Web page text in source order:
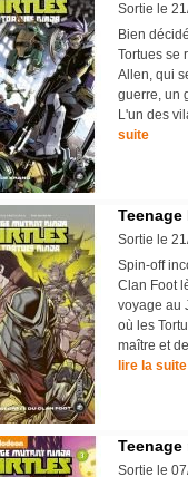
Sortie le
Bien
Tortues se
Allen, qui
guerre, un
L'un des
suite
Sortie le
Spin-off
Clan Foot
voyage au
où les
maître et
lire la suite
Sortie le